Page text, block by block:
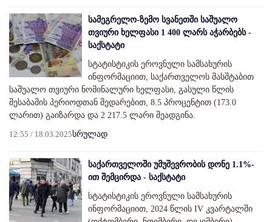
სამეგრელო-ზემო სვანეთში საშუალო
თვიური ხელფასი 1 400 ლარს აჭარბებს -
საქსტატი
სტატისტიკის ეროვნული სამსახურის
ინფორმაციით, საქართველოს მასშტაბით
საშუალო თვიური ნომინალური ხელფასი, გასული წლის
შესაბამის პერიოდთან შედარებით, 8.5 პროცენტით (173.0
ლარით) გაიზარდა და 2 217.5 ლარი შეადგინა.
12:55 / 18.03.2025სრულად
საქართველოში უმუშევრობის დონე 1.1%-
ით შემცირდა - საქსტატი
სტატისტიკის ეროვნული სამსახურის
ინფორმაციით, 2024 წლის IV კვარტალში